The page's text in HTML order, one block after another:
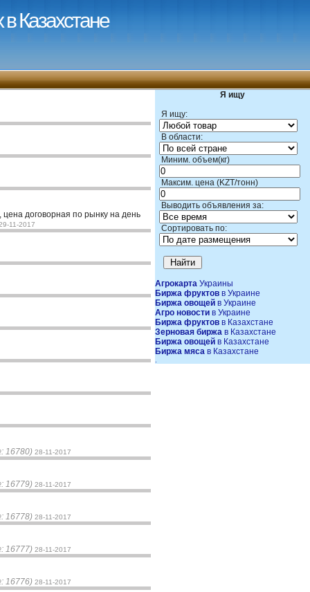
Казахстане
Я ищу
Я ищу:
В области:
Миним. объем(кг)
Максим. цена (KZT/тонн)
Выводить объявления за:
Сортировать по:
Агрокарта Украины
Биржа фруктов в Украине
Биржа овощей в Украине
Агро новости в Украине
Биржа фруктов в Казахстане
Зерновая биржа в Казахстане
Биржа овощей в Казахстане
Биржа мяса в Казахстане
договорная по рынку на день
11-2017
16780) 28-11-2017
16779) 28-11-2017
16778) 28-11-2017
16777) 28-11-2017
16776) 28-11-2017